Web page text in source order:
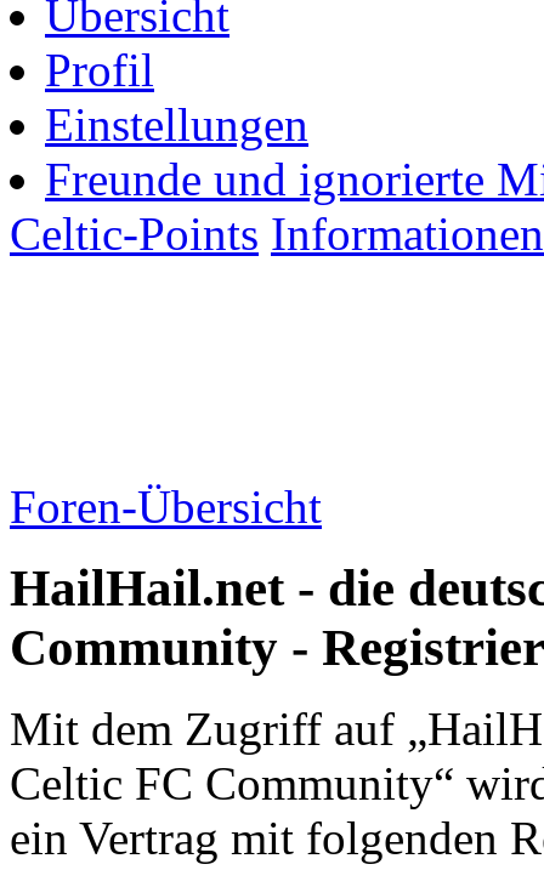
Übersicht
Profil
Einstellungen
Freunde und ignorierte
Celtic-Points Informationen
Foren-Übersicht
HailHail.net - die
Community -
Mit dem Zugriff auf
Celtic FC Community“
ein Vertrag mit folgenden